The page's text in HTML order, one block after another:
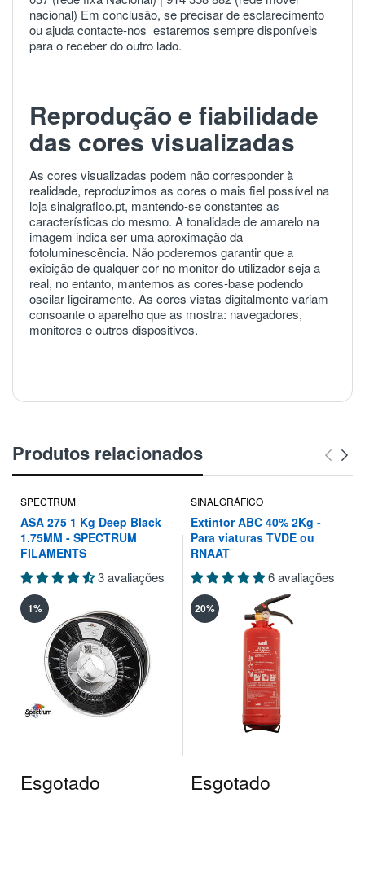
nacional) Em conclusão, se precisar de esclarecimento
ou ajudacontacte-nos estaremos sempre disponíveis
para o receber do outro lado.
Reprodução e fiabilidade
das cores visualizadas
As cores visualizadas podem não corresponder à
realidade, reproduzimos as cores o mais fiel possível na
loja sinalgrafico.pt, mantendo-se constantes as
características do mesmo. A tonalidade de amarelo na
imagem indica ser uma aproximação da
fotoluminescência. Não poderemos garantir que a
exibição de qualquer cor no monitor do utilizador seja a
real, no entanto, mantemos as cores-base podendo
oscilar ligeiramente. As cores vistas digitalmente variam
consoante o aparelho que as mostra: navegadores,
monitores e outros dispositivos.
Produtos relacionados
SPECTRUM
ASA 275 1 Kg Deep Black
1.75MM - SPECTRUM
FILAMENTS
3 avaliações
1%
Esgotado
SINALGRÁFICO
Extintor ABC 40% 2Kg -
Para viaturas TVDE ou
RNAAT
6 avaliações
20%
Esgotado